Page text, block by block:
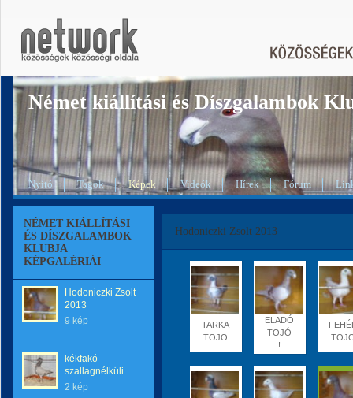
Német kiállítási és Díszgalambok
Nyitó Tagok Képek Videók Hírek Fórum
NÉMET KIÁLLÍTÁSI
ÉS DÍSZGALAMBOK
KLUBJA
KÉPGALÉRIÁI
Hodoniczki Zsolt
2013
9 kép
kékfakó
szallagnélküli
2 kép
Hodoniczki Zsolt 2013
TARKA
TOJO
ELADÓ
TOJÓ
!